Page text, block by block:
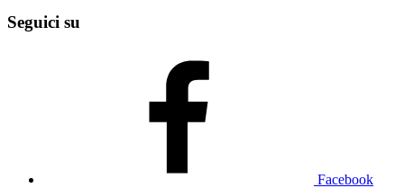
Seguici su
Facebook